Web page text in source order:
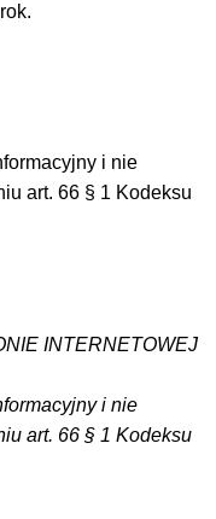
i nie
art. 66 § 1 Kodeksu
INTERNETOWEJ
i nie
art. 66 § 1 Kodeksu